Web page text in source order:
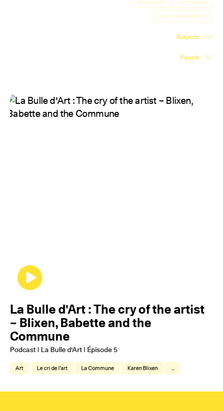
Fr
Percussion
Percussion
Compositeur danois
Subjects
People
La Bulle d'Art : The cry of the artist
– Blixen, Babette and the
Commune
Podcast | La Bulle d'Art | Épisode 5
Art Le cri de l'art La Commune Karen Blixen ...